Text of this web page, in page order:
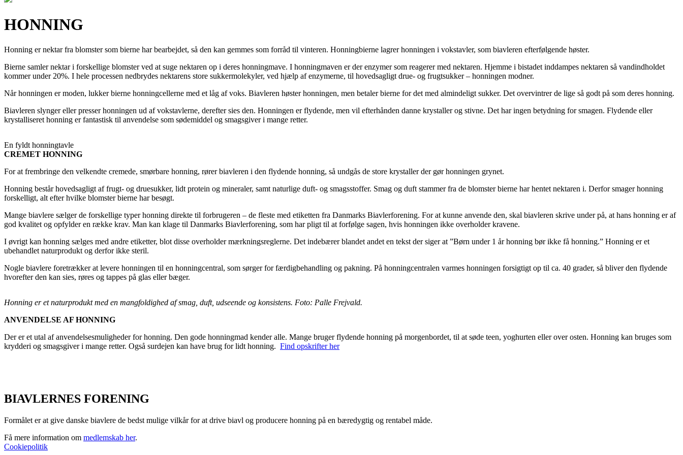
HONNING
Honning er nektar fra blomster som bierne har bearbejdet, så den kan gemmes som forråd til vinteren. Honningbierne lagrer honningen i vokstavler, som biavleren efterfølgende høster.
Bierne samler nektar i forskellige blomster ved at suge nektaren op i deres honningmave. I honningmaven er der enzymer som reagerer med nektaren. Hjemme i bistadet inddampes nektaren så vandindholdet
kommer under 20%. I hele processen nedbrydes nektarens store sukkermolekyler, ved hjælp af enzymerne, til hovedsagligt drue- og frugtsukker – honningen modner.
Når honningen er moden, lukker bierne honningcellerne med et låg af voks. Biavleren høster honningen, men betaler bierne for det med almindeligt sukker. Det overvintrer de lige så godt på som deres honning.
Biavleren slynger eller presser honningen ud af vokstavlerne, derefter sies den. Honningen er flydende, men vil efterhånden danne krystaller og stivne. Det har ingen betydning for smagen. Flydende eller
krystalliseret honning er fantastisk til anvendelse som sødemiddel og smagsgiver i mange retter.
En fyldt honningtavle
CREMET HONNING
For at frembringe den velkendte cremede, smørbare honning, rører biavleren i den flydende honning, så undgås de store krystaller der gør honningen grynet.
Honning består hovedsagligt af frugt- og druesukker, lidt protein og mineraler, samt naturlige duft- og smagsstoffer. Smag og duft stammer fra de blomster bierne har hentet nektaren i. Derfor smager honning
forskelligt, alt efter hvilke blomster bierne har besøgt.
Mange biavlere sælger de forskellige typer honning direkte til forbrugeren – de fleste med etiketten fra Danmarks Biavlerforening. For at kunne anvende den, skal biavleren skrive under på, at hans honning er af
god kvalitet og opfylder en række krav. Man kan klage til Danmarks Biavlerforening, som har pligt til at forfølge sagen, hvis honningen ikke overholder kravene.
I øvrigt kan honning sælges med andre etiketter, blot disse overholder mærkningsreglerne. Det indebærer blandet andet en tekst der siger at ”Børn under 1 år honning bør ikke få honning.” Honning er et
ubehandlet naturprodukt og derfor ikke steril.
Nogle biavlere foretrækker at levere honningen til en honningcentral, som sørger for færdigbehandling og pakning. På honningcentralen varmes honningen forsigtigt op til ca. 40 grader, så bliver den flydende
hvorefter den kan sies, røres og tappes på glas eller bæger.
Honning er et naturprodukt med en mangfoldighed af smag, duft, udseende og konsistens. Foto: Palle Frejvald.
ANVENDELSE AF HONNING
Der er et utal af anvendelsesmuligheder for honning. Den gode honningmad kender alle. Mange bruger flydende honning på morgenbordet, til at søde teen, yoghurten eller over osten. Honning kan bruges som
krydderi og smagsgiver i mange retter. Også surdejen kan have brug for lidt honning. Find opskrifter her
BIAVLERNES FORENING
Formålet er at give danske biavlere de bedst mulige vilkår for at drive biavl og producere honning på en bæredygtig og rentabel måde.
Få mere information om medlemskab her.
Cookiepolitik